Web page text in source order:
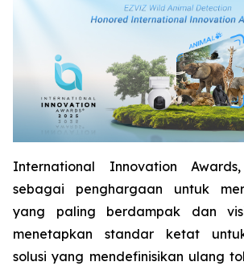
International Innovation
sebagai penghargaan untuk
yang paling berdampak dan
menetapkan standar ketat
solusi yang mendefinisikan ulang